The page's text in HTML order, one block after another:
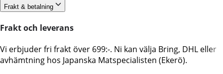
Frakt & betalning
Frakt och leverans
Vi erbjuder fri frakt över 699:-. Ni kan välja Bring, DHL eller
avhämtning hos Japanska Matspecialisten (Ekerö).